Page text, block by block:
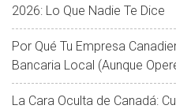
2026: Lo Que Nadie Te Dice
Por Qué Tu Empresa
Bancaria Local (Aunque
La Cara Oculta de Canadá: